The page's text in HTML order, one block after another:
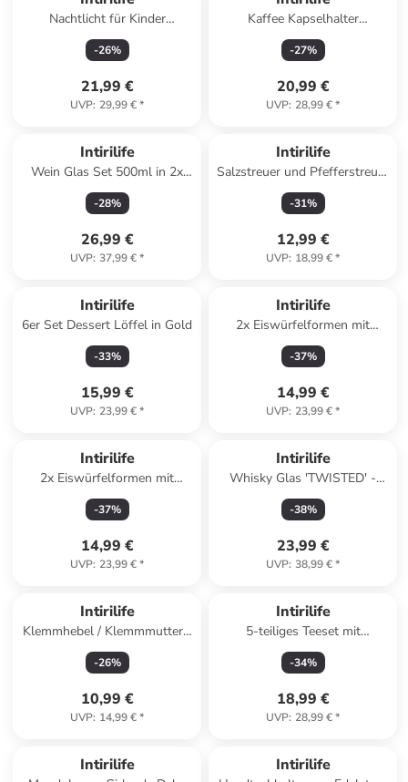
Nachtlicht für Kinder
Nachtleuchte Deko Aufladbar
mit Kabel Nachtlampe in Rosa
-26%
21,99 €
UVP: 29,99 €*
Kaffee Kapselhalter
kompatibel mit Dolce Gusto
Kapseln (24 Stück) in Schwarz
-27%
20,99 €
UVP: 28,99 €*
Intirilife
Wein Glas Set 500ml in 2x
500ml Schwarz
-28%
26,99 €
UVP: 37,99 €*
Intirilife
Salzstreuer und Pfefferstreuer
Herzform Mr & Mrs Aufschrift
in Schwarz - Weiß
-31%
12,99 €
UVP: 18,99 €*
Intirilife
6er Set Dessert Löffel in Gold
-33%
15,99 €
UVP: 23,99 €*
Intirilife
2x Eiswürfelformen mit
Deckel in PINK
-37%
14,99 €
UVP: 23,99 €*
Intirilife
2x Eiswürfelformen mit
Deckel in LILA
-37%
14,99 €
UVP: 23,99 €*
Intirilife
Whisky Glas 'TWISTED' -
Whiskey Kristallglas in 4x
Transparentes Glas
-38%
23,99 €
UVP: 38,99 €*
Intirilife
Klemmhebel / Klemmmutter -
Klemmmutter in Schwarz -
Größe M8x25mm
-26%
10,99 €
UVP: 14,99 €*
Intirilife
5-teiliges Teeset mit
Aufgussvorrichtungen in
Silber
-34%
18,99 €
UVP: 28,99 €*
Intirilife Intirilife